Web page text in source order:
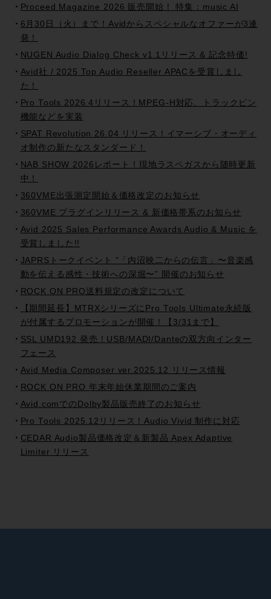
Proceed Magazine 2026 販売開始！ 特集：music AI
6月30日（火）まで！Avidからスペシャルなオファーが3連
発！
NUGEN Audio Dialog Check v1.1リリース & 記念特価!
Avid社 / 2025 Top Audio Reseller APACを受賞しまし
た！
Pro Tools 2026.4リリース！MPEG-H対応、トラックピン
機能などを実装
SPAT Revolution 26.04 リリース！イマーシブ・オーディ
オ制作の新たなスタンダード！
NAB SHOW 2026レポート！現地ラスベガスから随時更新
中！
360VME出張測定開始＆価格改定のお知らせ
360VME プラグインリリース & 新価格帯系のお知らせ
Avid 2025 Sales Performance Awards Audio & Music を
受賞しました!!
JAPRSトークイベント ”「内沼映二からの伝言」〜音楽感
動を伝える感性・技術への深堀〜” 開催のお知らせ
ROCK ON PRO送料規定の改定について
【期間延長】MTRXシリーズにPro Tools Ultimate永続版
が付属するプロモーションが開催！【3/31まで】
SSL UMD192 発売！USB/MADI/Danteの双方向インター
フェース
Avid Media Composer ver.2025.12 リリース情報
ROCK ON PRO 年末年始休業期間のご案内
Avid.comでのDolby製品販売終了のお知らせ
Pro Tools 2025.12リリース！Audio Vivid 制作に対応
CEDAR Audio製品価格改定＆新製品 Apex Adaptive
Limiter リリース